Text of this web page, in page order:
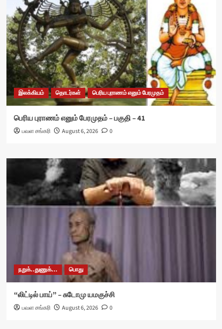
இலக்கியம் தொடர்கள் பெரிய புராணம் எனும் பேரமுதம்
பெரிய புராணம் எனும் பேரமுதம் – பகுதி – 41
பவள சங்கரி August 6, 2026 0
நறுக்..துணுக்... பொது
“லிட்டில் பாய்” – சுடோமு யமகுச்சி
பவள சங்கரி August 6, 2026 0